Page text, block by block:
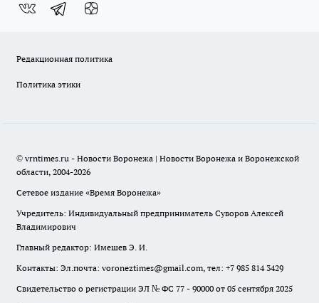
Редакционная политика
Политика этики
© vrntimes.ru - Новости Воронежа | Новости Воронежа и Воронежской
области, 2004-2026
Сетевое издание «Время Воронежа»
Учредитель: Индивидуальный предприниматель Суворов Алексей
Владимирович
Главный редактор: Имешев Э. И.
Контакты: Эл.почта: voroneztimes@gmail.com, тел: +7 985 814 3429
Свидетельство о регистрации ЭЛ № ФС 77 - 90000 от 05 сентября 2025